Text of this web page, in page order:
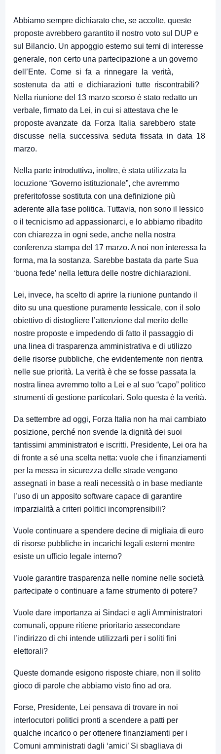
Abbiamo sempre dichiarato che, se accolte, queste
proposte avrebbero garantito il nostro voto sul DUP e
sul Bilancio. Un appoggio esterno sui temi di interesse
generale, non certo una partecipazione a un governo
dell’Ente. Come si fa a rinnegare la verità,
sostenuta da atti e dichiarazioni tutte riscontrabili?
Nella riunione del 13 marzo scorso è stato redatto un
verbale, firmato da Lei, in cui si attestava che le
proposte avanzate da Forza Italia sarebbero state
discusse nella successiva seduta fissata in data 18
marzo.
Nella parte introduttiva, inoltre, è stata utilizzata la
locuzione “Governo istituzionale”, che avremmo
preferitofosse sostituta con una definizione più
aderente alla fase politica. Tuttavia, non sono il lessico
o il tecnicismo ad appassionarci, e lo abbiamo ribadito
con chiarezza in ogni sede, anche nella nostra
conferenza stampa del 17 marzo. A noi non interessa la
forma, ma la sostanza. Sarebbe bastata da parte Sua
‘buona fede’ nella lettura delle nostre dichiarazioni.
Lei, invece, ha scelto di aprire la riunione puntando il
dito su una questione puramente lessicale, con il solo
obiettivo di distogliere l’attenzione dal merito delle
nostre proposte e impedendo di fatto il passaggio di
una linea di trasparenza amministrativa e di utilizzo
delle risorse pubbliche, che evidentemente non rientra
nelle sue priorità. La verità è che se fosse passata la
nostra linea avremmo tolto a Lei e al suo “capo” politico
strumenti di gestione particolari. Solo questa è la verità.
Da settembre ad oggi, Forza Italia non ha mai cambiato
posizione, perché non svende la dignità dei suoi
tantissimi amministratori e iscritti. Presidente, Lei ora ha
di fronte a sé una scelta netta: vuole che i finanziamenti
per la messa in sicurezza delle strade vengano
assegnati in base a reali necessità o in base mediante
l’uso di un apposito software capace di garantire
imparzialità a criteri politici incomprensibili?
Vuole continuare a spendere decine di migliaia di euro
di risorse pubbliche in incarichi legali esterni mentre
esiste un ufficio legale interno?
Vuole garantire trasparenza nelle nomine nelle società
partecipate o continuare a farne strumento di potere?
Vuole dare importanza ai Sindaci e agli Amministratori
comunali, oppure ritiene prioritario assecondare
l’indirizzo di chi intende utilizzarli per i soliti fini
elettorali?
Queste domande esigono risposte chiare, non il solito
gioco di parole che abbiamo visto fino ad ora.
Forse, Presidente, Lei pensava di trovare in noi
interlocutori politici pronti a scendere a patti per
qualche incarico o per ottenere finanziamenti per i
Comuni amministrati dagli ‘amici’ Si sbagliava di